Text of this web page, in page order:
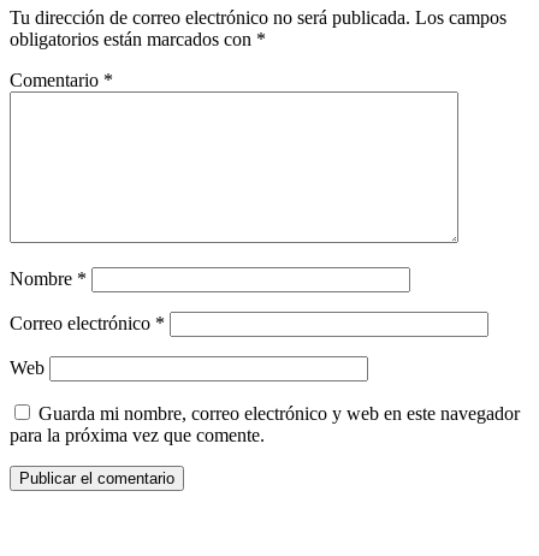
Tu dirección de correo electrónico no será publicada. Los campos
obligatorios están marcados con *
Comentario *
Nombre *
Correo electrónico *
Web
Guarda mi nombre, correo electrónico y web en este navegador
para la próxima vez que comente.